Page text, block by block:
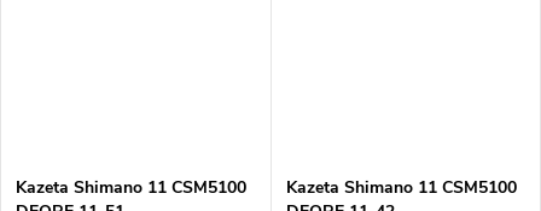
Kazeta Shimano 11 CSM5100
Kazeta Shimano 11 CSM5100